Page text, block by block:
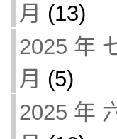
月 (13)
2025 年
月 (5)
2025 年